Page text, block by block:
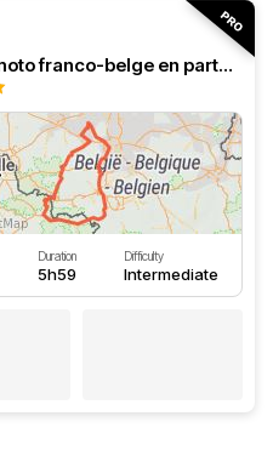
Balade à moto franco-belge en partant de Bruxelles
Duration
5h59
Difficulty
Intermediate